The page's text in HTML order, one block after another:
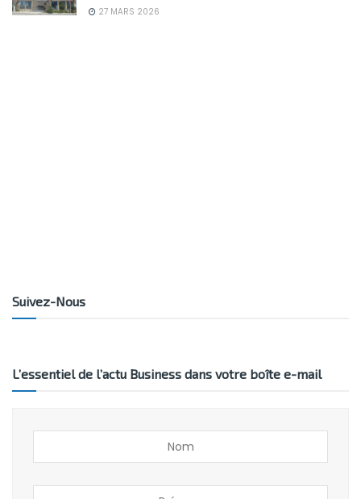
27 MARS 2026
Suivez-Nous
L’essentiel de l’actu Business dans votre boîte e-mail